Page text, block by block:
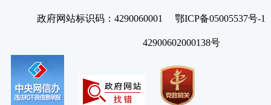
政府网站标识码：4290060001 鄂ICP备05005537号
42900602000138号